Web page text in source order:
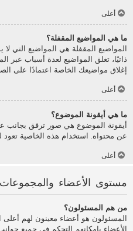
أعلى
ما هي المواضيع المقفلة؟
المواضيع المقفلة هي المواضيع التي لا
ذاتيًا، تغلق المواضيع لعدة أسباب عبر
إغلاق مواضيعك الخاصة اعتمادًا على
أعلى
ما هي أيقونة الموضوع؟
أيقونة الموضوع هي صور ترفق بجانب
عن محتواه. استخدام هذه الخاصية تعود
أعلى
مستوى الأعضاء والمجموعات
من هم المسئولون؟
المسئولون هو أعضاء معينون لهم أعلى